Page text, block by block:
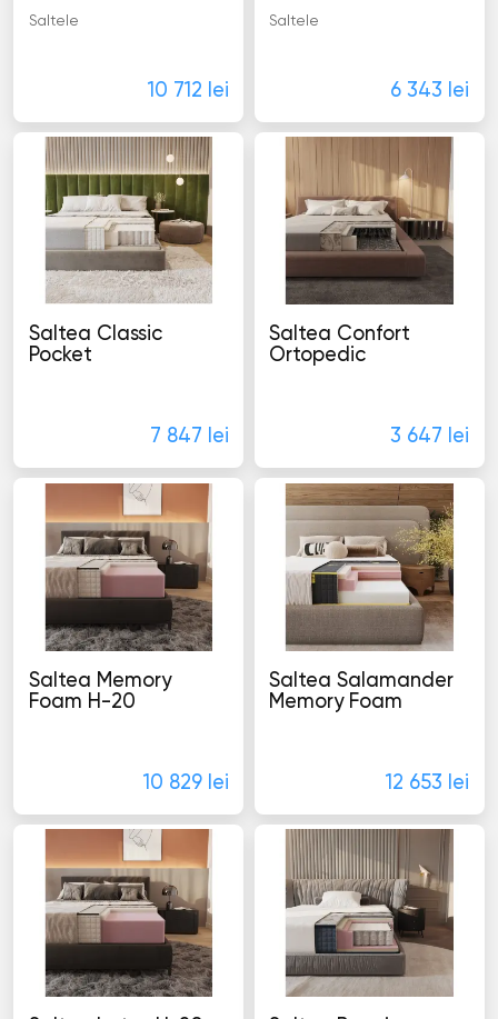
Saltele
10 712 lei
Saltele
6 343 lei
Saltea Classic
Pocket
7 847 lei
Saltea Confort
Ortopedic
3 647 lei
Saltea Memory
Foam H-20
10 829 lei
Saltea Salamander
Memory Foam
12 653 lei